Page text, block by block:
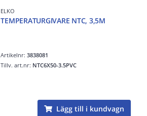
ELKO
TEMPERATURGIVARE NTC, 3,5M
Artikelnr:3838081
Tillv. art.nr: NTC6X50-3.5PVC
Lägg till i kundvagn